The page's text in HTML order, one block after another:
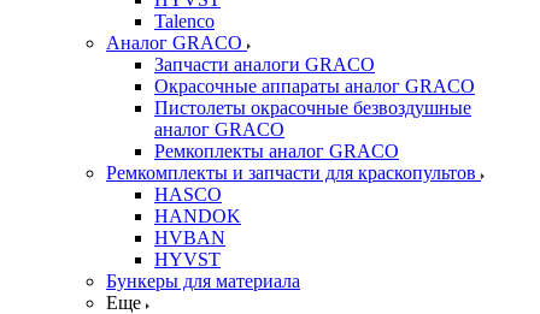
Talenco
Аналог GRACO
Запчасти аналоги GRACO
Окрасочные аппараты аналог GRACO
Пистолеты окрасочные безвоздушные
аналог GRACO
Ремкоплекты аналог GRACO
Ремкомплекты и запчасти для краскопультов
HASCO
HANDOK
HVBAN
HYVST
Бункеры для материала
Еще